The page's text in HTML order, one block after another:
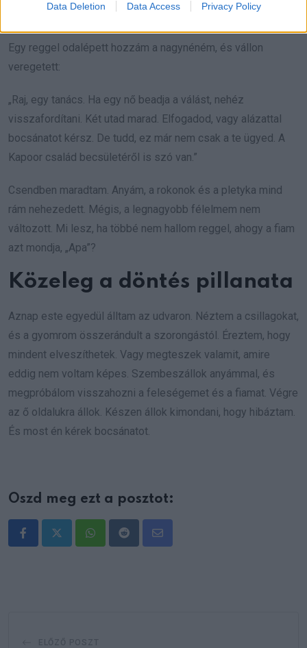
Data Deletion Data Access Privacy Policy
A kijózanító valóság
Egy reggel odalépett hozzám a nagynéném, és vállon
veregetett:
„Raj, egy tanács. Ha egy nő beadja a válást, nehéz
visszafordítani. Két utad marad. Elfogadod, vagy alázattal
bocsánatot kérsz. De tudd, ez már nem csak a te ügyed. A
Kapoor család becsületéről is szó van.”
Csendben maradtam. Anyám, a rokonok és a pletyka mind
rám nehezedett. Mégis, a legnagyobb félelmem nem
változott. Mi lesz, ha többé nem hallom reggel, ahogy a fiam
azt mondja, „Apa”?
Közeleg a döntés pillanata
Aznap este egyedül álltam az udvaron. Néztem a csillagokat,
és a gyomrom összerándult a szorongástól. Éreztem, hogy
mindent elveszíthetek. Vagy megteszek valamit, amire
eddig nem voltam képes. Szembeszállok anyámmal, és
megpróbálom visszahozni a feleségemet és a fiamat. Végre
az ő oldalukra állok. Készen állok kimondani, hogy hibáztam.
És most én kérek bocsánatot.
Oszd meg ezt a posztot:
WhatsappRedditShare